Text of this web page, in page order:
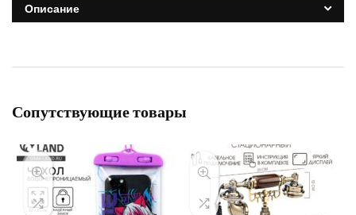
Описание
Сопутствующие товары